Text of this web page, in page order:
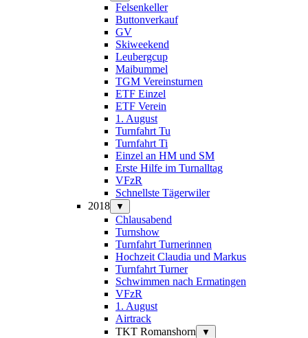
Felsenkeller
Buttonverkauf
GV
Skiweekend
Leubergcup
Maibummel
TGM Vereinsturnen
ETF Einzel
ETF Verein
1. August
Turnfahrt Tu
Turnfahrt Ti
Einzel an HM und SM
Erste Hilfe im Turnalltag
VFzR
Schnellste Tägerwiler
2018
▼
Chlausabend
Turnshow
Turnfahrt Turnerinnen
Hochzeit Claudia und Markus
Turnfahrt Turner
Schwimmen nach Ermatingen
VFzR
1. August
Airtrack
TKT Romanshorn
▼